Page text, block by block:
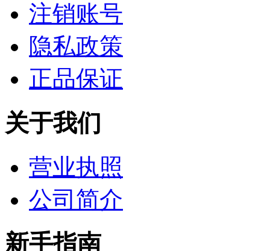
注销账号
隐私政策
正品保证
关于我们
营业执照
公司简介
新手指南